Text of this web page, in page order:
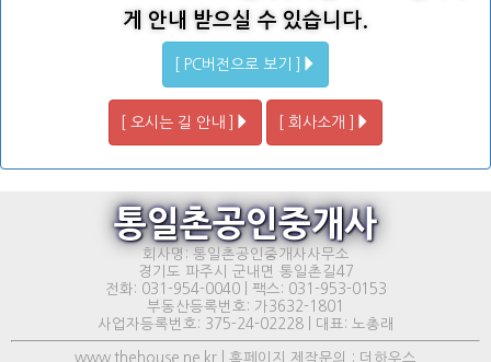
게 안내 받으실 수 있습니다.
[ PC버전으로 보기 ]
[ 오시는 길 안내 ] [ 회사소개 ]
통일촌공인중개사
회사명: 통일촌공인중개사사무소
경기도 파주시 군내면 통일촌길47
전화: 031-954-0040 | 팩스: 031-953-0153
부동산등록번호: 가3632-1801
사업자등록번호: 375-24-02228 | 대표: 노총래
www.thehouse.ne.kr | 홈페이지 제작문의 : 더하우스